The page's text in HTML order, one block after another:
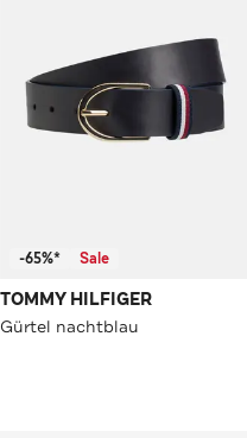
-65%* Sale
TOMMY HILFIGER
Gürtel nachtblau